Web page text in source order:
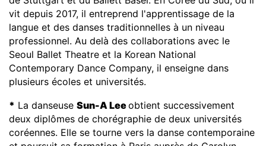
vit depuis 2017, il entreprend l'apprentissage de la
langue et des danses traditionnelles à un niveau
professionnel. Au delà des collaborations avec le
Seoul Ballet Theatre et la Korean National
Contemporary Dance Company, il enseigne dans
plusieurs écoles et universités.
* La danseuse Sun-A Leeobtient successivement
deux diplômes de chorégraphie de deux universités
coréennes. Elle se tourne vers la danse contemporaine